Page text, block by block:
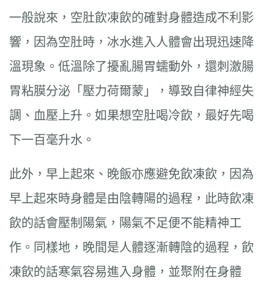
一般說來，空肚飲凍飲的確對身體造成不利影
響，因為空肚時，冰水進入人體會出現迅速降
溫現象。低溫除了擾亂腸胃蠕動外，還刺激腸
胃粘膜分泌「壓力荷爾蒙」，導致自律神經失
調、血壓上升。如果想空肚喝冷飲，最好先喝
下一百毫升水。
此外，早上起來、晚飯亦應避免飲凍飲，因為
早上起來時身體是由陰轉陽的過程，此時飲凍
飲的話會壓制陽氣，陽氣不足便不能精神工
作。同樣地，晚間是人體逐漸轉陰的過程，飲
凍飲的話寒氣容易進入身體，並聚附在身體